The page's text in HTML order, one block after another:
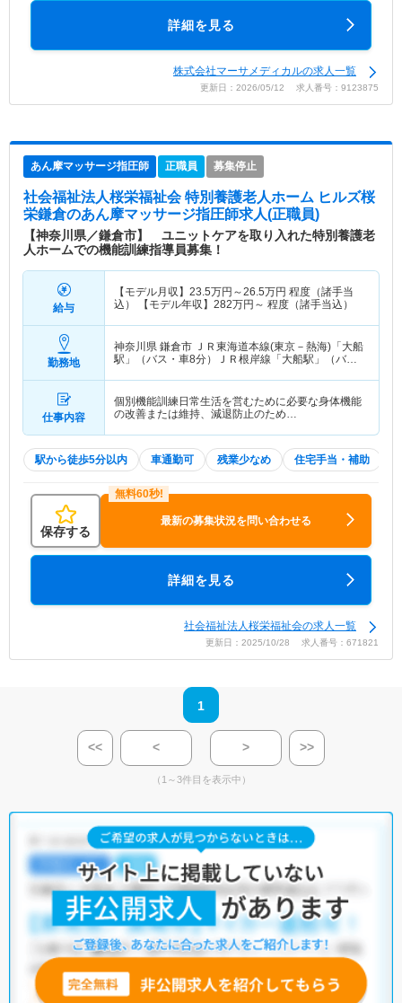
詳細を見る
株式会社マーサメディカルの求人一覧
更新日：2026/05/12 求人番号：9123875
あん摩マッサージ指圧師 正職員 募集停止
社会福祉法人桜栄福祉会 特別養護老人ホーム ヒルズ桜
栄鎌倉のあん摩マッサージ指圧師求人(正職員)
【神奈川県／鎌倉市】 ユニットケアを取り入れた特別養護老
人ホームでの機能訓練指導員募集！
給与
【モデル月収】 23.5万円～26.5万円 程度（諸手当
込） 【モデル年収】 282万円～ 程度（諸手当込）
勤務地
神奈川県 鎌倉市 ＪＲ東海道本線(東京－熱海)「大船
駅」（バス・車8分）ＪＲ根岸線「大船駅」（バ
仕事内容
個別機能訓練日常生活を営むために必要な身体機能
の改善または維持、減退防止のため…
駅から徒歩5分以内 車通勤可 残業少なめ 住宅手当・補助
保存する
最新の募集状況を問い合わせる
詳細を見る
社会福祉法人桜栄福祉会の求人一覧
更新日：2025/10/28 求人番号：671821
1
<< < > >>
（1～3件目を表示中）